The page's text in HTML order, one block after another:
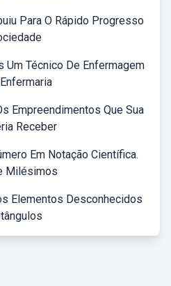
Para O Rápido Progresso
Um Técnico De Enfermagem
Empreendimentos Que Sua
Receber
Em Notação Científica.
Milésimos
Elementos Desconhecidos